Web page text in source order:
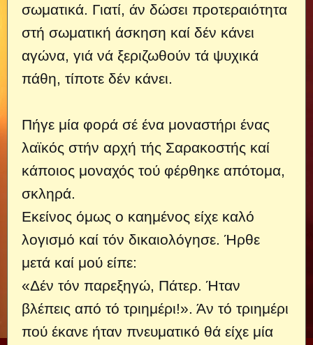
σωματικά. Γιατί, άν δώσει προτεραιότητα
στή σωματική άσκηση καί δέν κάνει
αγώνα, γιά νά ξεριζωθούν τά ψυχικά
πάθη, τίποτε δέν κάνει.
Πήγε μία φορά σέ ένα μοναστήρι ένας
λαϊκός στήν αρχή τής Σαρακοστής καί
κάποιος μοναχός τού φέρθηκε απότομα,
σκληρά.
Εκείνος όμως ο καημένος είχε καλό
λογισμό καί τόν δικαιολόγησε. Ήρθε
μετά καί μού είπε:
«Δέν τόν παρεξηγώ, Πάτερ. Ήταν
βλέπεις από τό τριημέρι!». Άν τό τριημέρι
πού έκανε ήταν πνευματικό θά είχε μία